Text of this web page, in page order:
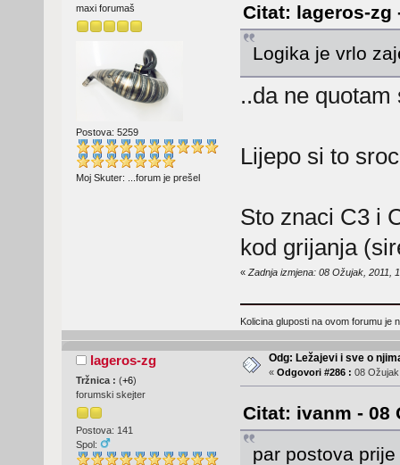
maxi forumaš
Postova: 5259
Moj Skuter: ...forum je prešel
Citat: lageros-zg
Logika je vrlo
..da ne quotam
Lijepo si to
Sto znaci C3 i
kod grijanja
« Zadnja izmjena: 08 Ožujak, 2011,
Kolicina gluposti na ovom forumu je
lageros-zg
Tržnica : (+6)
forumski skejter
Postova: 141
Spol:
Odg: Ležajevi i sve o
« Odgovori #286 : 08
Citat: ivanm - 08
par postova